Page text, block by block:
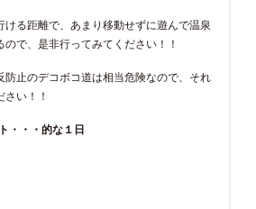
ける距離で、あまり移動せずに遊んで温泉
で、是非行ってみてください！！
防止のデコボコ道は相当危険なので、それ
い！！